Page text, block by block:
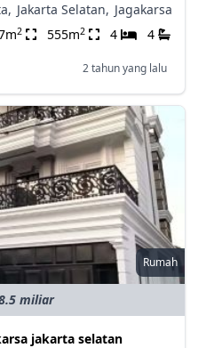
Jakarta Selatan, Jagakarsa
2 555m2 4 4
2 tahun yang lalu
Rumah
miliar
jakarta selatan